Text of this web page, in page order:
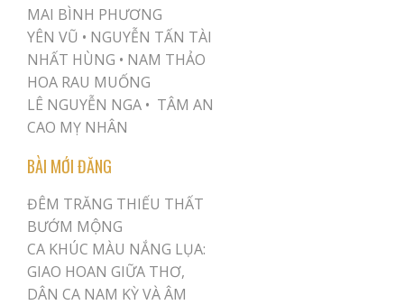
MAI BÌNH PHƯƠNG
YÊN VŨ • NGUYỄN TẤN TÀI
NHẤT HÙNG • NAM THẢO
HOA RAU MUỐNG
LÊ NGUYỄN NGA • TÂM AN
CAO MỴ NHÂN
BÀI MỚI ĐĂNG
ĐÊM TRĂNG THIẾU THẤT
BƯỚM MỘNG
CA KHÚC MÀU NẮNG LỤA:
GIAO HOAN GIỮA THƠ,
DÂN CA NAM KỲ VÀ ÂM